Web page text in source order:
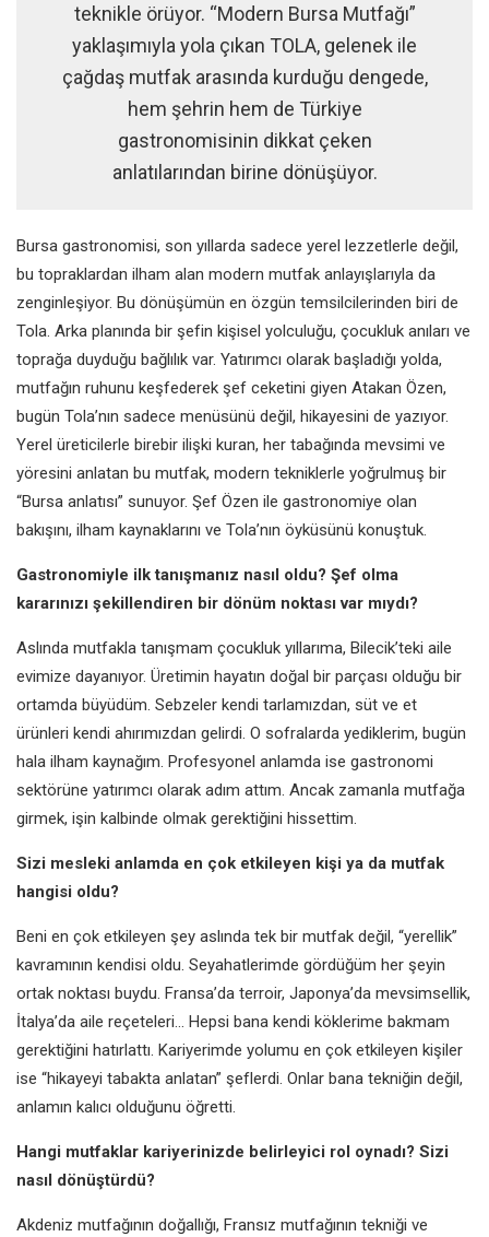
teknikle örüyor. “Modern Bursa Mutfağı”
yaklaşımıyla yola çıkan TOLA, gelenek ile
çağdaş mutfak arasında kurduğu dengede,
hem şehrin hem de Türkiye
gastronomisinin dikkat çeken
anlatılarından birine dönüşüyor.
Bursa gastronomisi, son yıllarda sadece yerel lezzetlerle değil,
bu topraklardan ilham alan modern mutfak anlayışlarıyla da
zenginleşiyor. Bu dönüşümün en özgün temsilcilerinden biri de
Tola. Arka planında bir şefin kişisel yolculuğu, çocukluk anıları ve
toprağa duyduğu bağlılık var. Yatırımcı olarak başladığı yolda,
mutfağın ruhunu keşfederek şef ceketini giyen Atakan Özen,
bugün Tola’nın sadece menüsünü değil, hikayesini de yazıyor.
Yerel üreticilerle birebir ilişki kuran, her tabağında mevsimi ve
yöresini anlatan bu mutfak, modern tekniklerle yoğrulmuş bir
“Bursa anlatısı” sunuyor. Şef Özen ile gastronomiye olan
bakışını, ilham kaynaklarını ve Tola’nın öyküsünü konuştuk.
Gastronomiyle ilk tanışmanız nasıl oldu? Şef olma
kararınızı şekillendiren bir dönüm noktası var mıydı?
Aslında mutfakla tanışmam çocukluk yıllarıma, Bilecik’teki aile
evimize dayanıyor. Üretimin hayatın doğal bir parçası olduğu bir
ortamda büyüdüm. Sebzeler kendi tarlamızdan, süt ve et
ürünleri kendi ahırımızdan gelirdi. O sofralarda yediklerim, bugün
hala ilham kaynağım. Profesyonel anlamda ise gastronomi
sektörüne yatırımcı olarak adım attım. Ancak zamanla mutfağa
girmek, işin kalbinde olmak gerektiğini hissettim.
Sizi mesleki anlamda en çok etkileyen kişi ya da mutfak
hangisi oldu?
Beni en çok etkileyen şey aslında tek bir mutfak değil, “yerellik”
kavramının kendisi oldu. Seyahatlerimde gördüğüm her şeyin
ortak noktası buydu. Fransa’da terroir, Japonya’da mevsimsellik,
İtalya’da aile reçeteleri… Hepsi bana kendi köklerime bakmam
gerektiğini hatırlattı. Kariyerimde yolumu en çok etkileyen kişiler
ise “hikayeyi tabakta anlatan” şeflerdi. Onlar bana tekniğin değil,
anlamın kalıcı olduğunu öğretti.
Hangi mutfaklar kariyerinizde belirleyici rol oynadı? Sizi
nasıl dönüştürdü?
Akdeniz mutfağının doğallığı, Fransız mutfağının tekniği ve